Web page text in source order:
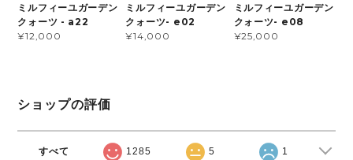
ミルフィーユガーデン
クォーツ - a22
¥12,000
ミルフィーユガーデン
クォーツ- e02
¥14,000
ミルフィーユガーデン
クォーツ- e08
¥25,000
ショップの評価
すべて 1285 5 1